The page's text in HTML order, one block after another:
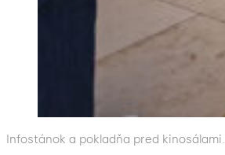
Infostánok a pokladňa pred kinosálami.